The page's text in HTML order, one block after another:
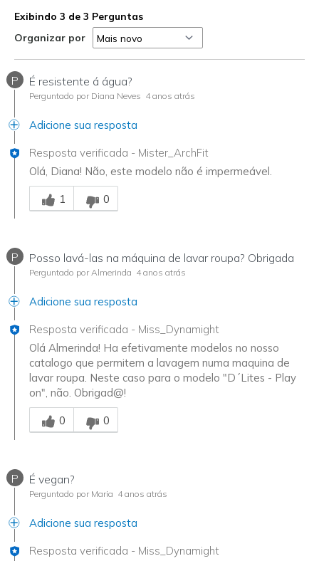
Exibindo 3 de 3 Perguntas
Organizar por
P É resistente á água?
Perguntado por Diana Neves 4 anos atrás
Adicione sua resposta
Resposta verificada - Mister_ArchFit
Olá, Diana! Não, este modelo não é impermeável.
Essa resposta foi útil para você
1
0
P Posso lavá-las na máquina de lavar roupa? Obrigada
Perguntado por Almerinda 4 anos atrás
Adicione sua resposta
Resposta verificada - Miss_Dynamight
Olá Almerinda! Ha efetivamente modelos no nosso
catalogo que permitem a lavagem numa maquina de
lavar roupa. Neste caso para o modelo "D´Lites - Play
on", não. Obrigad@!
Essa resposta foi útil para você
0
0
P É vegan?
Perguntado por Maria 4 anos atrás
Adicione sua resposta
Resposta verificada - Miss_Dynamight